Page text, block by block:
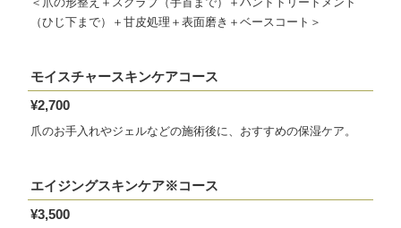
（ひじ下まで）＋甘皮処理＋表面磨き＋ベースコート＞
モイスチャースキンケアコース
¥2,700
爪のお手入れやジェルなどの施術後に、おすすめの保湿ケア。
エイジングスキンケア※コース
¥3,500